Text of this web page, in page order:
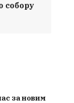
собору
за новим